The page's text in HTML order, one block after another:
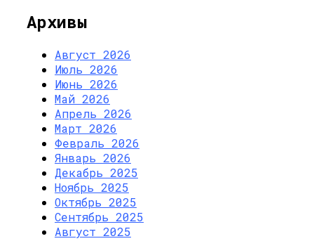
Архивы
Август 2026
Июль 2026
Июнь 2026
Май 2026
Апрель 2026
Март 2026
Февраль 2026
Январь 2026
Декабрь 2025
Ноябрь 2025
Октябрь 2025
Сентябрь 2025
Август 2025